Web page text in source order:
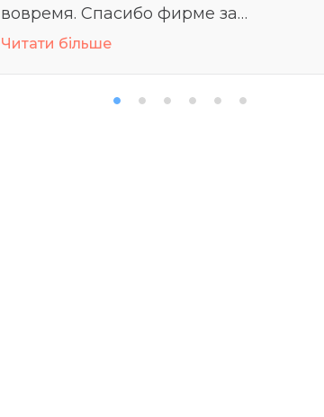
вовремя. Спасибо фирме за
профессионализм.
Читати більше